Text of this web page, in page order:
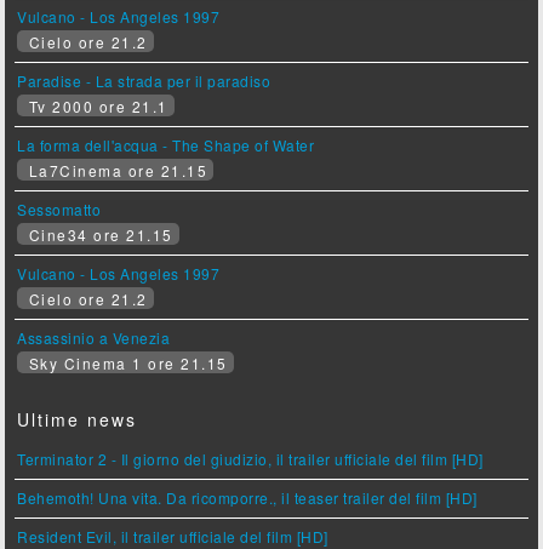
Vulcano - Los Angeles 1997
Cielo ore 21.2
Paradise - La strada per il paradiso
Tv 2000 ore 21.1
La forma dell'acqua - The Shape of Water
La7Cinema ore 21.15
Sessomatto
Cine34 ore 21.15
Vulcano - Los Angeles 1997
Cielo ore 21.2
Assassinio a Venezia
Sky Cinema 1 ore 21.15
Ultime news
Terminator 2 - Il giorno del giudizio, il trailer ufficiale del film [HD]
Behemoth! Una vita. Da ricomporre., il teaser trailer del film [HD]
Resident Evil, il trailer ufficiale del film [HD]